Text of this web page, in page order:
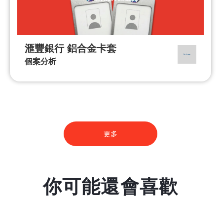
滙豐銀行 鋁合金卡套
個案分析
更多
你可能還會喜歡